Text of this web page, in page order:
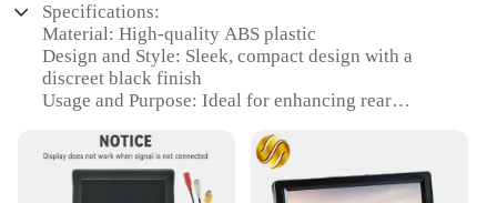
Specifications:
Material: High-quality ABS plastic
Design and Style: Sleek, compact design with a
discreet black finish
Usage and Purpose: Ideal for enhancing rear
Performance and Property: Offers a clear, wide-
angle view with a 170-degree lens
Installation: Easy DIY setup with a universal